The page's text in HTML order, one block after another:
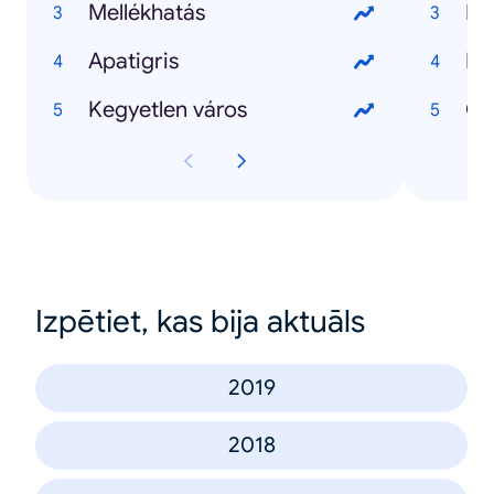
Mellékhatás
Apatigris
Kegyetlen város
Izpētiet, kas bija aktuāls
2019
2018